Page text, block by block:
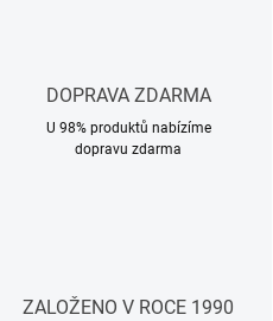
DOPRAVA ZDARMA
U 98% produktů nabízíme
dopravu zdarma
ZALOŽENO V ROCE 1990